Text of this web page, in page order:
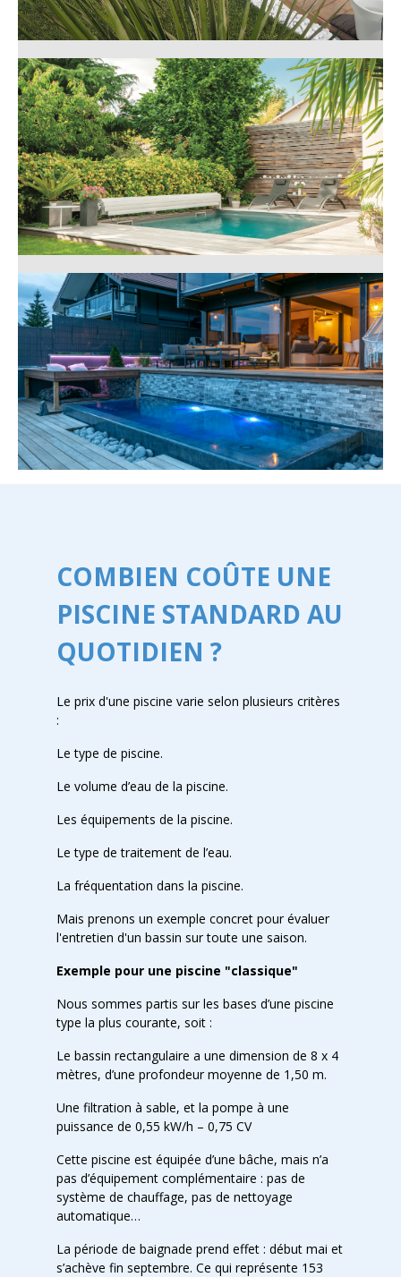
COMBIEN COÛTE UNE
PISCINE STANDARD AU
QUOTIDIEN ?
Le prix d'une piscine varie selon plusieurs critères
:
Le type de piscine.
Le volume d’eau de la piscine.
Les équipements de la piscine.
Le type de traitement de l’eau.
La fréquentation dans la piscine.
Mais prenons un exemple concret pour évaluer
l'entretien d'un bassin sur toute une saison.
Exemple pour une piscine "classique"
Nous sommes partis sur les bases d’une piscine
type la plus courante, soit :
Le bassin rectangulaire a une dimension de 8 x 4
mètres, d’une profondeur moyenne de 1,50 m.
Une filtration à sable, et la pompe à une
puissance de 0,55 kW/h – 0,75 CV
Cette piscine est équipée d’une bâche, mais n’a
pas d’équipement complémentaire : pas de
système de chauffage, pas de nettoyage
automatique…
La période de baignade prend effet : début mai et
s’achève fin septembre. Ce qui représente 153